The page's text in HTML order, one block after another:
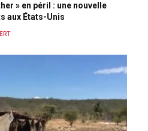
» en péril : une nouvelle
aux États-Unis